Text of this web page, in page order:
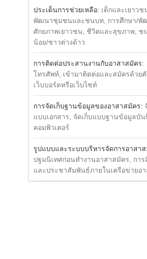
ประเด็นการช่วยเหลือ: เด็กและเยาวช
พัฒนาชุมชนและชนบท, การศึกษา/พั
ศักยภาพเยาวชน, ชีวิตและสุขภาพ, ช
น้อย/ชาวต่างด้าว
การติดต่อประสานงานกับอาสาสมัคร:
โทรศัพท์, เข้ามาติดต่อและสมัครด้วยตั
เว็บบอร์ดหรือเว็บไซท์
การจัดเก็บฐานข้อมูลของอาสาสมัคร:
แบบเอกสาร, จัดเก็บแบบฐานข้อมูลบัน
คอมพิวเตอร์
รูปแบบและระบบบริหารจัดการอาสา
ปฐมนิเทศก่อนทำงานอาสาสมัคร, การ
และประชาสัมพันธ์ภายในเครือข่ายอ